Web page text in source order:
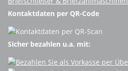
Kontaktdaten per QR-Code
Sicher bezahlen u.a. mit: